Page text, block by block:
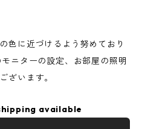
色に近づけるよう努めており
ニターの設定、お部屋の照明
ざいます。
available